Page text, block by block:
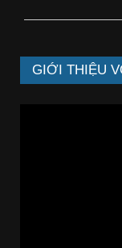
GIỚI THIỆU